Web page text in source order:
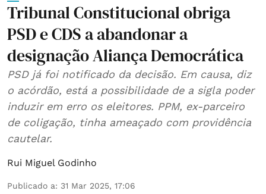
Tribunal Constitucional obriga
PSD e CDS a abandonar a
designação Aliança Democrática
PSD já foi notificado da decisão. Em causa, diz
o acórdão, está a possibilidade de a sigla poder
induzir em erro os eleitores. PPM, ex-parceiro
de coligação, tinha ameaçado com providência
cautelar.
Rui Miguel Godinho
Publicado a: 31 Mar 2025, 17:06